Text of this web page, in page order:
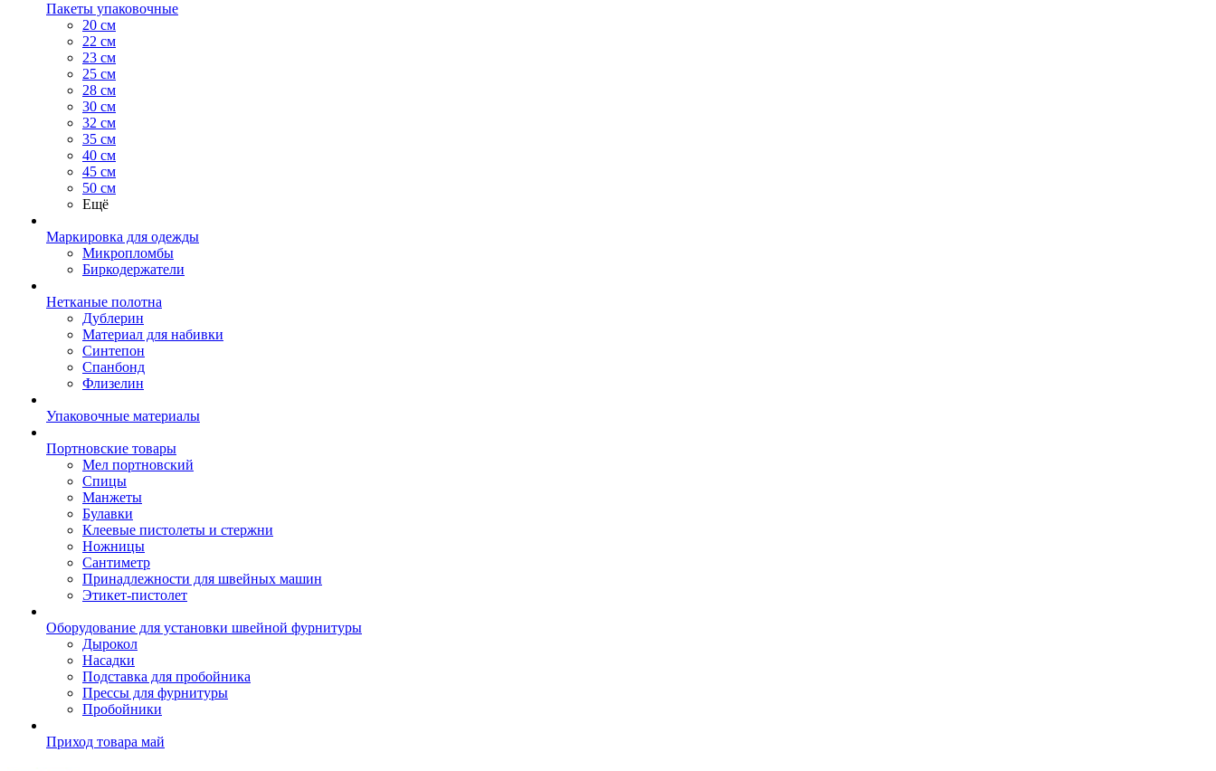
Пакеты упаковочные
20 см
22 см
23 см
25 см
28 см
30 см
32 см
35 см
40 см
45 см
50 см
Ещё
Маркировка для одежды
Микропломбы
Биркодержатели
Нетканые полотна
Дублерин
Материал для набивки
Синтепон
Спанбонд
Флизелин
Упаковочные материалы
Портновские товары
Мел портновский
Спицы
Манжеты
Булавки
Клеевые пистолеты и стержни
Ножницы
Сантиметр
Принадлежности для швейных машин
Этикет-пистолет
Оборудование для установки швейной фурнитуры
Дырокол
Насадки
Подставка для пробойника
Прессы для фурнитуры
Пробойники
Приход товара май